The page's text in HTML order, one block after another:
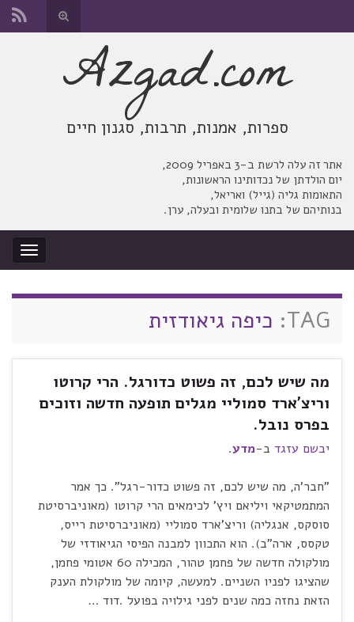
החלף
טופס
אתר זה עלה לרשת ב-3 באפריל 2009,
יום הולדתן של נכדותינו הראשונות,
התאומות גליה (גייל) ואריאל,
בנותיהם של בתנו שלומית ובעלה, ערן.
החלף
ניווט
Azgad.com
ספרות, אמנות, תרבות, סגנון חיים
TAG: כיפה גיאודזית
מה שיש לכם, זה פשוט כדורגל. הרי קרוטו
וריצ'ארד סמוליי מגלים תופעה חדשה וזוכים
בפרס נובל.
יבשם עזגד ב-מדע.
"חבר'ה, מה שיש לכם, זה פשוט כדור-רגל". כך אמר
המתמטיקאי ויליאם ויץ' לכימאים הרי קרוטו (מאוניברסיטת
סוסקס, אנגליה) וריצ'ארד סמוליי (מאוניברסיטת רייס,
טקסס, ארה"ב). הוא התכוון למבנה הפיסי הגיאודזי של
מולקולה חדשה של פחמן טהור, המכילה 60 אטומי פחמן,
שהציגו לפניו השניים. למעשה, קיומה של מולקולת הענק
הזאת נחזה כמה שנים לפני גילויה בפועל .דוד …